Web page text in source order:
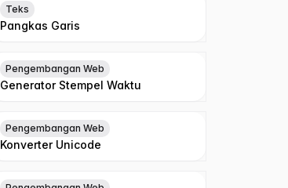
Teks
Pangkas Garis
Pengembangan Web
Generator Stempel Waktu
Pengembangan Web
Konverter Unicode